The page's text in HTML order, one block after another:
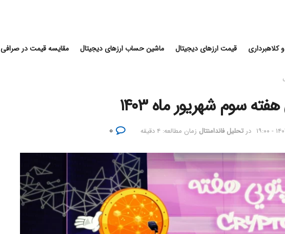
قیمت ارزهای دیجیتال ماشین حساب ارزهای دیجیتال مقایسه قیمت در صرافی
سوم شهریور ماه ۱۴۰۳
در تحلیل فاندامنتال زمان مطالعه: ۴ دقیقه